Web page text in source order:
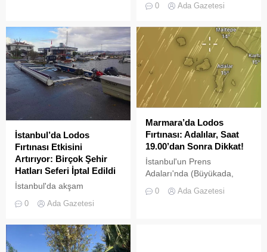
elverişsiz hava koşulları
seferlerinde iptal ve
değişikliklere gittiğini
duyurdu.
0 Ada Gazetesi
İstanbul’da Lodos
Fırtınası Etkisini
Artırıyor: Birçok Şehir
Hatları Seferi İptal Edildi
İstanbul'da akşam
artıran lodos fırtınası,
olumsuz etkiliyor. Şehir
Hatları, elverişsiz hava
0 Ada Gazetesi
Marmara’da Lodos
Fırtınası: Adalılar, Saat
19.00’dan Sonra Dikkat!
İstanbul'un Prens
Adaları'nda (Büyükada,
Heybeliada, Burgazada,
Kınalıada) ve çevresinde
0 Ada Gazetesi